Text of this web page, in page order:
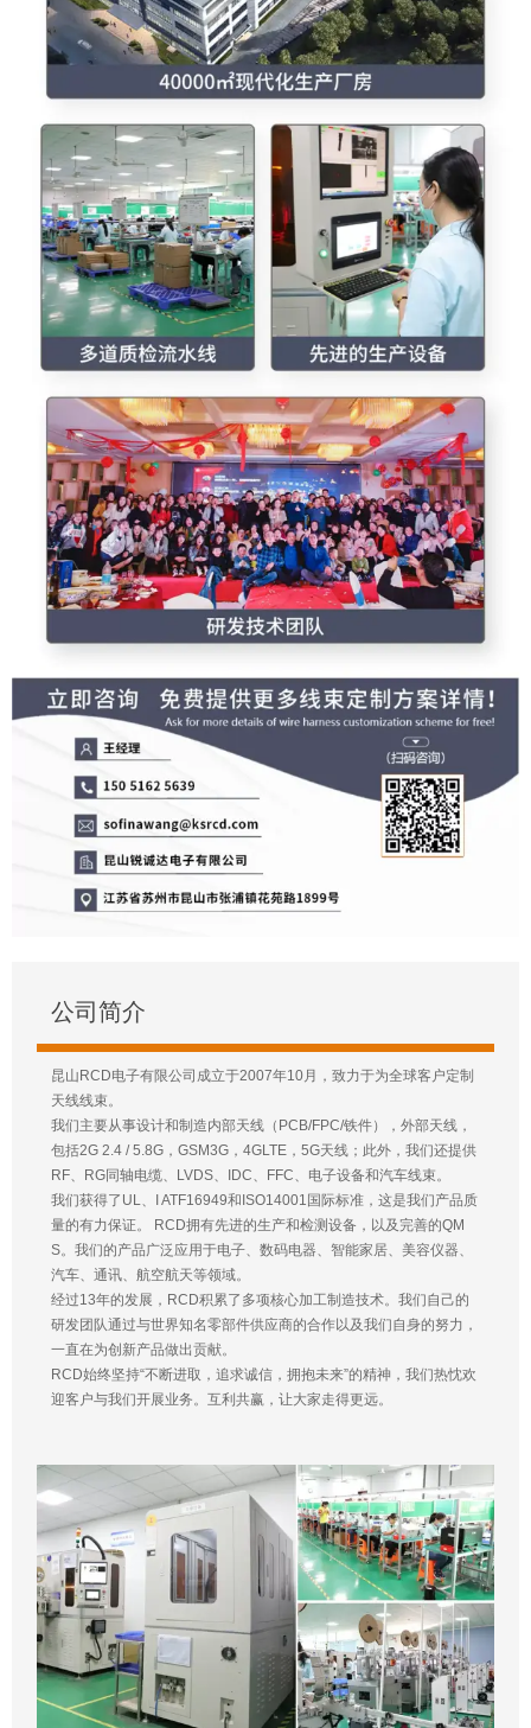
公司简介
昆山RCD电子有限公司成立于2007年10月，致力于为全球客户定制
天线线束。
我们主要从事设计和制造内部天线（PCB/FPC/铁件），外部天线，
包括2G 2.4 / 5.8G，GSM3G，4GLTE，5G天线；此外，我们还提供
RF、RG同轴电缆、LVDS、IDC、FFC、电子设备和汽车线束。
我们获得了UL、I ATF16949和ISO14001国际标准，这是我们产品质
量的有力保证。 RCD拥有先进的生产和检测设备，以及完善的QM
S。我们的产品广泛应用于电子、数码电器、智能家居、美容仪器、
汽车、通讯、航空航天等领域。
经过13年的发展，RCD积累了多项核心加工制造技术。我们自己的
研发团队通过与世界知名零部件供应商的合作以及我们自身的努力，
一直在为创新产品做出贡献。
RCD始终坚持“不断进取，追求诚信，拥抱未来”的精神，我们热忱欢
迎客户与我们开展业务。互利共赢，让大家走得更远。